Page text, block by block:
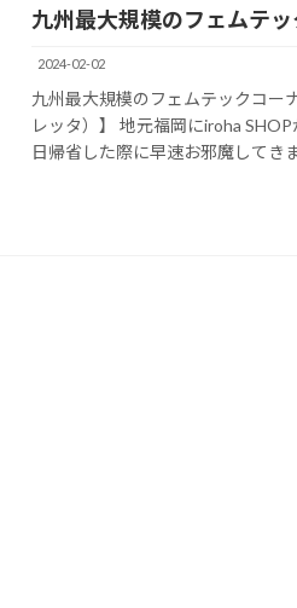
九州最大規模のフェムテ
2024-02-02
九州最大規模のフェムテックコー
レッタ）】 地元福岡にiroha
日帰省した際に早速お邪魔してき